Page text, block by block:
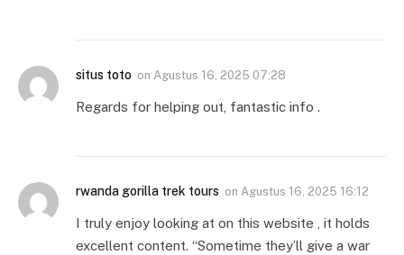
situs toto on Agustus 16, 2025 07:28
Regards for helping out, fantastic info .
rwanda gorilla trek tours on Agustus 16, 2025 16:12
I truly enjoy looking at on this website , it holds
excellent content. “Sometime they’ll give a war